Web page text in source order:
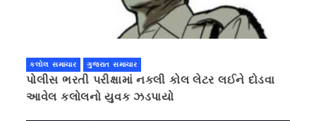
કલોલ સમાચાર ગુજરાત સમાચાર
પોલીસ ભરતી પરીક્ષામાં નકલી કોલ લેટર લઈને દોડવા
આવેલ કલોલનો યુવક ઝડપાયો